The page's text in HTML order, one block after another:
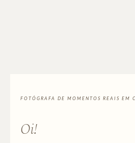
FOTÓGRAFA DE MOMENTOS REAIS EM
Oi!